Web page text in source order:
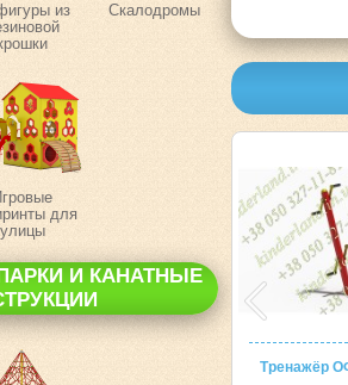
из
Скалодромы
для
улицы
И КАНАТНЫЕ
Тренажёр